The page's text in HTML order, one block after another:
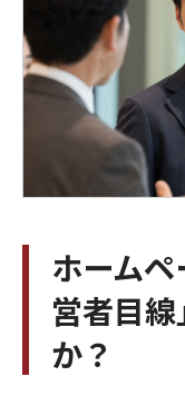
ホーム
営者目
か？